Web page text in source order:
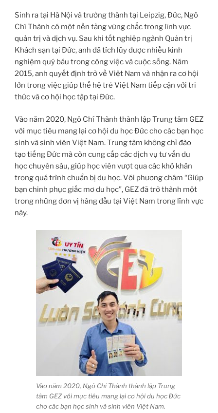
Sinh ra tại Hà Nội và trưởng thành tại Leipzig, Đức, Ngô
Chí Thành có một nền tảng vững chắc trong lĩnh vực
quản trị và dịch vụ. Sau khi tốt nghiệp ngành Quản trị
Khách sạn tại Đức, anh đã tích lũy được nhiều kinh
nghiệm quý báu trong công việc và cuộc sống. Năm
2015, anh quyết định trở về Việt Nam và nhận ra cơ hội
lớn trong việc giúp thế hệ trẻ Việt Nam tiếp cận với tri
thức và cơ hội học tập tại Đức.
Vào năm 2020, Ngô Chí Thành thành lập Trung tâm GEZ
với mục tiêu mang lại cơ hội du học Đức cho các bạn học
sinh và sinh viên Việt Nam. Trung tâm không chỉ đào
tạo tiếng Đức mà còn cung cấp các dịch vụ tư vấn du
học chuyên sâu, giúp học viên vượt qua các khó khăn
trong quá trình chuẩn bị du học. Với phương châm “Giúp
bạn chinh phục giấc mơ du học”, GEZ đã trở thành một
trong những đơn vị hàng đầu tại Việt Nam trong lĩnh vực
này.
Vào năm 2020, Ngô Chí Thành thành lập Trung
tâm GEZ với mục tiêu mang lại cơ hội du học Đức
cho các bạn học sinh và sinh viên Việt Nam.